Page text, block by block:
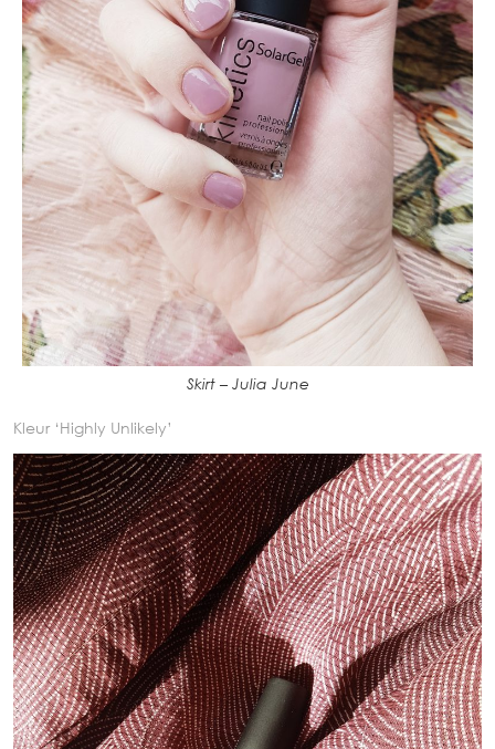
Skirt – Julia June
Kleur ‘Highly Unlikely’